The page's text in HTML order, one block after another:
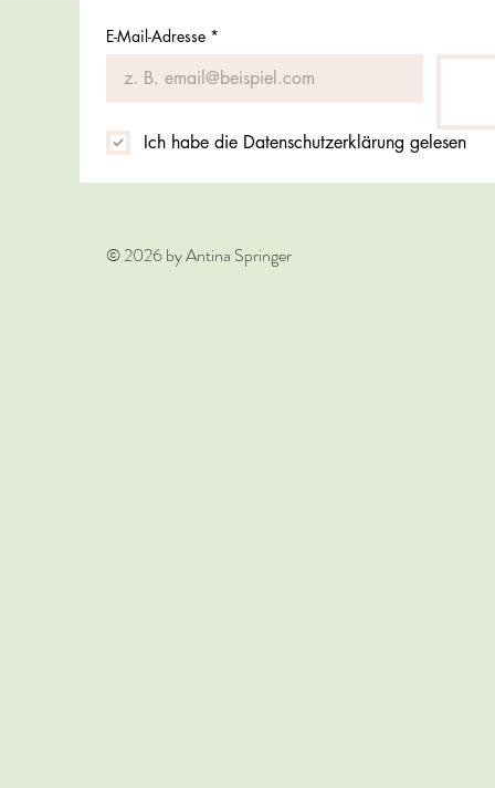
E-Mail-Adresse *
Ich habe die Datenschutzerklärung gelesen
© 2026 by Antina Springer